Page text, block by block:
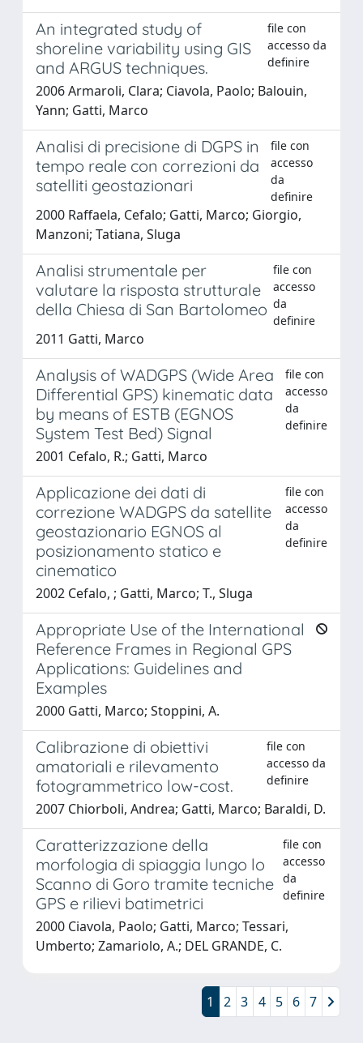
An integrated study of
shoreline variability using GIS
and ARGUS techniques.
file con
accesso da
definire
2006 Armaroli, Clara; Ciavola, Paolo; Balouin,
Yann; Gatti, Marco
Analisi di precisione di DGPS in
tempo reale con correzioni da
satelliti geostazionari
file con
accesso
da
definire
2000 Raffaela, Cefalo; Gatti, Marco; Giorgio,
Manzoni; Tatiana, Sluga
Analisi strumentale per
valutare la risposta strutturale
della Chiesa di San Bartolomeo
file con
accesso
da
definire
2011 Gatti, Marco
Analysis of WADGPS (Wide Area
Differential GPS) kinematic data
by means of ESTB (EGNOS
System Test Bed) Signal
file con
accesso
da
definire
2001 Cefalo, R.; Gatti, Marco
Applicazione dei dati di
correzione WADGPS da satellite
geostazionario EGNOS al
posizionamento statico e
cinematico
file con
accesso
da
definire
2002 Cefalo, ; Gatti, Marco; T., Sluga
Appropriate Use of the International
Reference Frames in Regional GPS
Applications: Guidelines and
Examples
2000 Gatti, Marco; Stoppini, A.
Calibrazione di obiettivi
amatoriali e rilevamento
fotogrammetrico low-cost.
file con
accesso da
definire
2007 Chiorboli, Andrea; Gatti, Marco; Baraldi, D.
Caratterizzazione della
morfologia di spiaggia lungo lo
Scanno di Goro tramite tecniche
GPS e rilievi batimetrici
file con
accesso
da
definire
2000 Ciavola, Paolo; Gatti, Marco; Tessari,
Umberto; Zamariolo, A.; DEL GRANDE, C.
1 2 3 4 5 6 7